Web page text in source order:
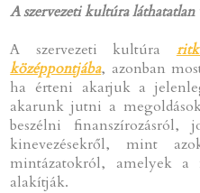
A szervezeti kultúra láthatatlan
A szervezeti kultúra
középpontjába, azonban
ha érteni akarjuk a
akarunk jutni a
beszélni finanszírozásról,
kinevezésekről, mint
mintázatokról, amelyek a
alakítják.